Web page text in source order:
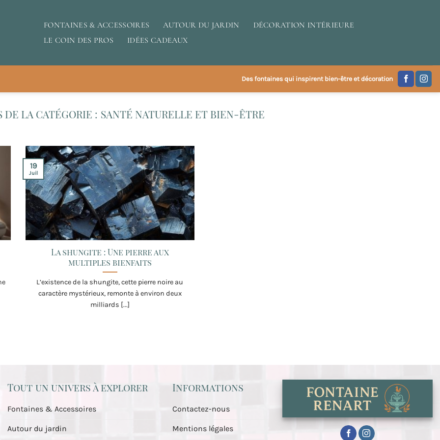
FONTAINES & ACCESSOIRES AUTOUR DU JARDIN
DÉCORATION INTÉRIEURE
LE COIN DES PROS
IDÉES CADEAUX
Des fontaines qui inspirent bien-être et décoration
SANTÉ NATURELLE ET BIEN-ÊTRE
La shungite : Une pierre aux
multiples bienfaits
L’existence de la shungite, cette pierre noire au
caractère mystérieux, remonte à environ deux
milliards [...]
19
Juil
Tout un univers à explorer
Fontaines & Accessoires
Autour du jardin
Informations
Contactez-nous
Mentions légales